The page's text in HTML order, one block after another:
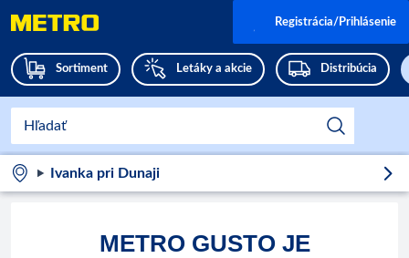
Sortiment Letáky a akcie Distribúcia
Registrácia/Prihlásenie
Ivanka pri Dunaji
METRO GUSTO JE